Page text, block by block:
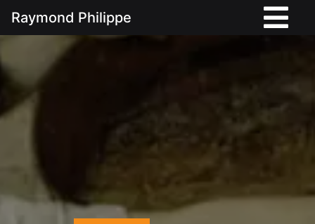
Raymond Philippe